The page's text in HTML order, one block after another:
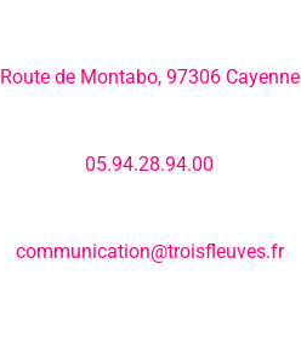
Route de Montabo, 97306 Cayenne
05.94.28.94.00
communication@troisfleuves.fr